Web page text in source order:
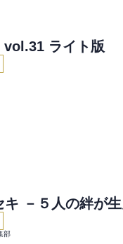
金のEX DVD vol.31 ライト版
キ －５人の絆が
部